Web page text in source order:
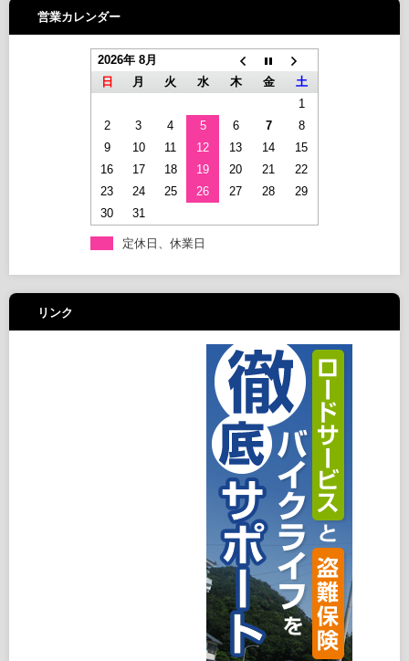
営業カレンダー
2026年 8月
日
月 火 水 木 金
土
1
2
3 4 5 6 7
8
9
10 11 12 13 14
15
16
17 18 19 20 21
22
23
24 25 26 27 28
29
30
31
定休日、休業日
リンク